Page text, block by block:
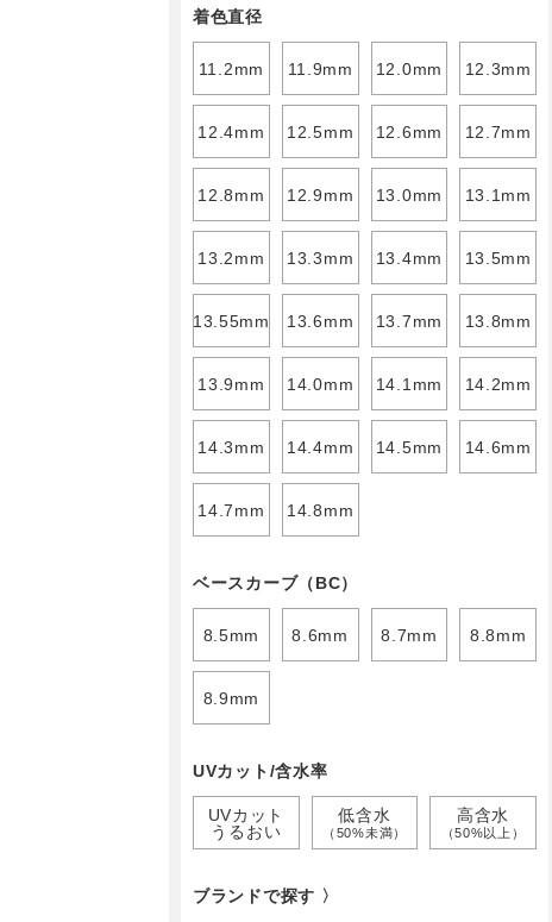
着色直径
11.2mm 11.9mm 12.0mm 12.3mm
12.4mm 12.5mm 12.6mm 12.7mm
12.8mm 12.9mm 13.0mm 13.1mm
13.2mm 13.3mm 13.4mm 13.5mm
13.55mm 13.6mm 13.7mm 13.8mm
13.9mm 14.0mm 14.1mm 14.2mm
14.3mm 14.4mm 14.5mm 14.6mm
14.7mm 14.8mm
ベースカーブ（BC）
8.5mm 8.6mm 8.7mm 8.8mm
8.9mm
UVカット/含水率
UVカット
うるおい
低含水
（50%未満）
高含水
（50%以上）
ブランドで探す 〉